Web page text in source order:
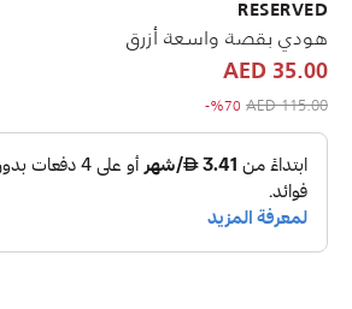
RESERVED
هودي بقصة واسعة أزرق
35.00 AED
Price reduced from
115.00 AED
to 35.00 AED
%70-